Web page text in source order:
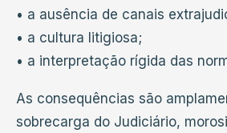
• a ausência de canais
• a cultura litigiosa;
• a interpretação rígida das
As consequências são
sobrecarga do Judiciário,